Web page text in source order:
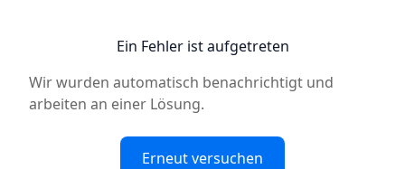
Ein Fehler ist aufgetreten
Wir wurden automatisch benachrichtigt und
arbeiten an einer Lösung.
Erneut versuchen